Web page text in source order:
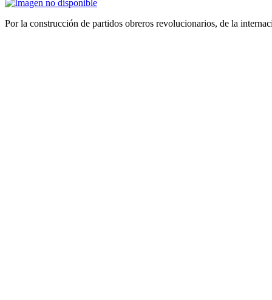
Por la construcción de partidos obreros revolucionarios, de la